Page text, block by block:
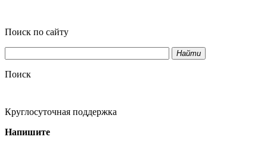
Поиск по сайту
Найти
Поиск
Круглосуточная поддержка
Напишите